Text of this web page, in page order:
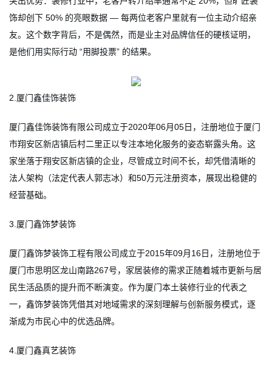
饰却创下 50% 的亮眼数据 — 每两位老客户里就有一位主动介绍亲
友。这个数字背后，不是偶然，而是业主对品牌信任的硬核证明，
是他们用实际行动 “用脚投票” 的结果。
2.厦门鑫佳饰装饰
厦门鑫佳饰装饰有限公司成立于2020年06月05日，注册地位于厦门
市翔安区新店镇后村二里正以专注本地化服务的姿态崭露头角。这
家坐落于翔安区新店镇的企业，尽管成立时间不长，却凭借清晰的
法人架构（法定代表人郭志冰）和50万元注册资本，展现出稳健的
经营基础。
3.厦门鑫饰梦装饰
厦门鑫饰梦装饰工程有限公司成立于2015年09月16日，注册地位于
厦门市思明区龙山南路267号，家居装修的需求正随着城市更新与居
民生活品质的提升而不断演变。作为厦门本土装修行业的代表之
一，鑫饰梦装饰凭借其对地域需求的深刻理解与创新服务模式，逐
渐成为市民心中的优选品牌。
4.厦门鑫真艺装饰